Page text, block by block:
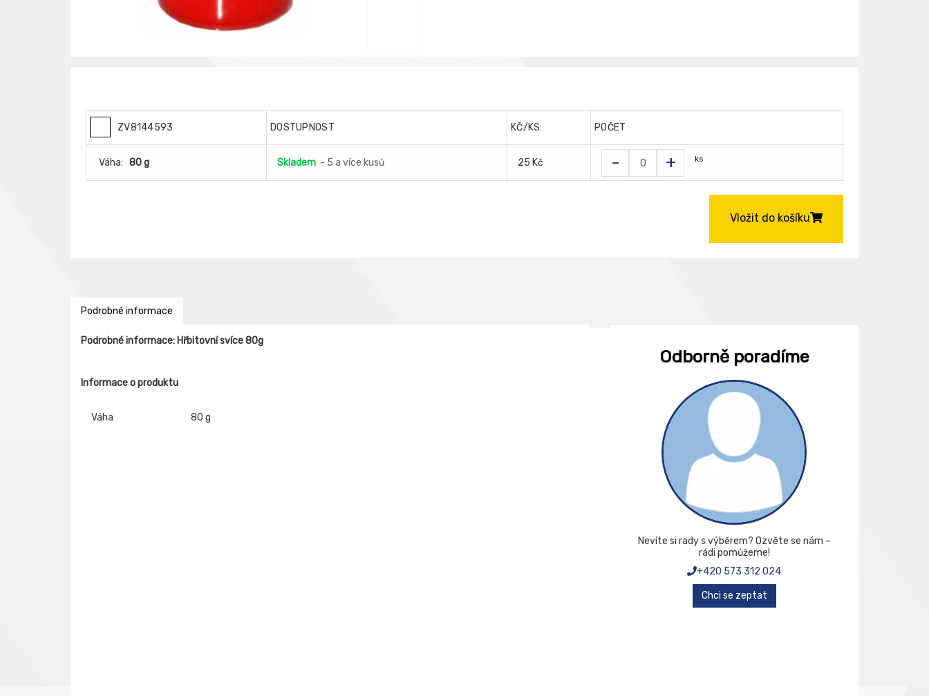
ZV8144593 DOSTUPNOST KČ/KS: POČET
Váha: 80 g Skladem - 5 a více kusů 25 Kč - + ks
Vložit do košíku
Podrobné informace
Podrobné informace: Hřbitovní svíce 80g
Informace o produktu
Váha 80 g
Odborně poradíme
Nevíte si rady s výběrem? Ozvěte se nám –
rádi pomůžeme!
+420 573 312 024
Chci se zeptat